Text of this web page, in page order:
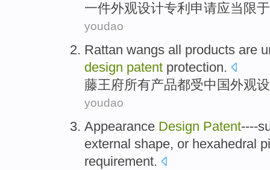
一件外观设计专利 申请应当 限于
youdao
Rattan wangs all products are
design patent protection.
藤王府所有产品都受中国外观
youdao
Appearance Design Patent----
external shape, or hexahedral
requirement.